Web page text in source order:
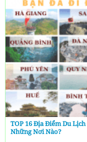
TOP 16 Địa Điểm Du
Những Nơi Nào?